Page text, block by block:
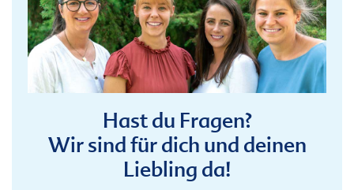
Hast du Fragen?
Wir sind für dich und deinen
Liebling da!